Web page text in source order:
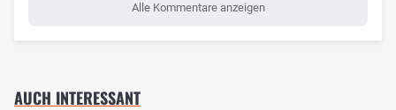
Alle Kommentare anzeigen
AUCH INTERESSANT